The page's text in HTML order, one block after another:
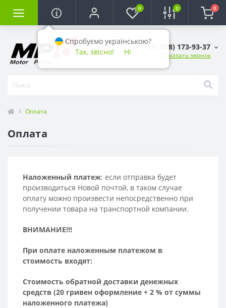
0 0 0
+38 (098) 173-93-37
Заказать звонок
Оплата
Оплата
Наложенный платеж: если отправка будет
производиться Новой почтой, в таком случае
оплату можно произвести непосредственно при
получении товара на транспортной компании.
ВНИМАНИЕ!!!
При оплате наложенным платежом в
стоимость входят:
Стоимость обратной доставки денежных
средств (20 гривен оформление + 2 % от суммы
наложенного платежа)
Спробуємо українською?
Так, звісно!
Ні